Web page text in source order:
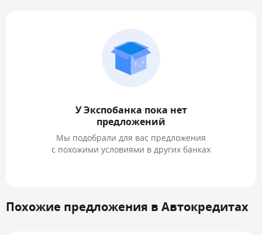
У Экспобанка пока нет
предложений
Мы подобрали для вас предложения
с похожими условиями в других банках
Похожие предложения в Автокредитах